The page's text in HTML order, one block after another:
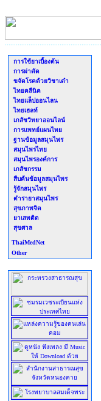
การใช้ยาเบื้องต้น
การผ่าตัด
ขจัดโรคด้วยวิชาเต๋า
ไทยคลีนิค
ไทยแล็ปออนไลน
ไทยเฮลท์
เภสัชวิทยาออนไลน์
การแพทย์แผนไทย
ฐานข้อมูลสมุนไพร
สมุนไพรไทย
สมุนไพรองค์การ
เภสัชกรรม
สืบค้นข้อมูลสมุนไพร
รู้จักสมุนไพร
ตำรายาสมุนไพร
สุขภาพจิต
ยาเสพติด
สุขศาล
ThaiMedNet
Other